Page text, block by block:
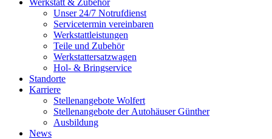
Werkstatt & Zubehör
Unser 24/7 Notrufdienst
Servicetermin vereinbaren
Werkstattleistungen
Teile und Zubehör
Werkstattersatzwagen
Hol- & Bringservice
Standorte
Karriere
Stellenangebote Wolfert
Stellenangebote der Autohäuser Günther
Ausbildung
News